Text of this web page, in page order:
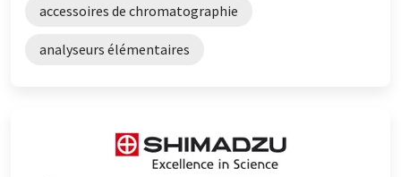
accessoires de chromatographie
analyseurs élémentaires